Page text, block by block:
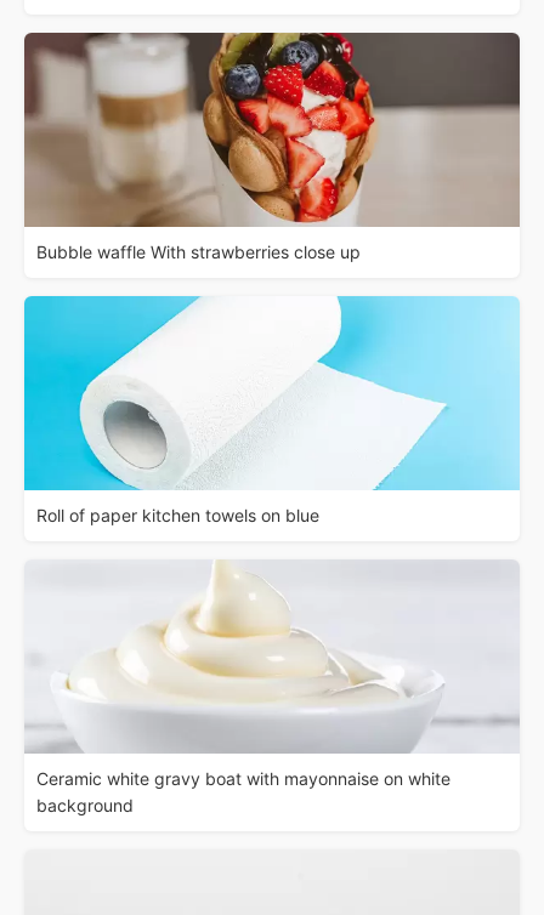
Bubble waffle With strawberries close up
Roll of paper kitchen towels on blue
Ceramic white gravy boat with mayonnaise on white
background